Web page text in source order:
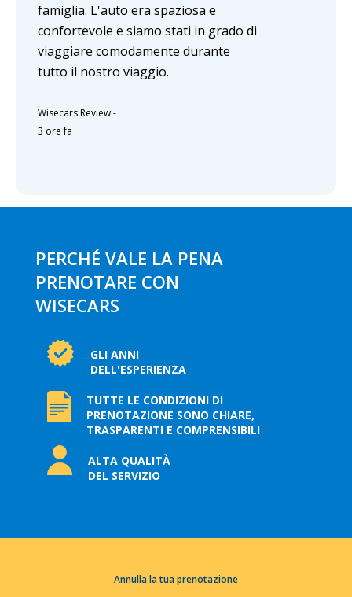
famiglia. L'auto era spaziosa e
confortevole e siamo stati in grado di
viaggiare comodamente durante
tutto il nostro viaggio.
Wisecars Review-
3 ore fa
PERCHÉ VALE LA PENA
PRENOTARE CON
WISECARS
GLI ANNI
DELL'ESPERIENZA
TUTTE LE CONDIZIONI DI
PRENOTAZIONE SONO CHIARE,
TRASPARENTI E COMPRENSIBILI
ALTA QUALITÀ
DEL SERVIZIO
Annulla la tua prenotazione